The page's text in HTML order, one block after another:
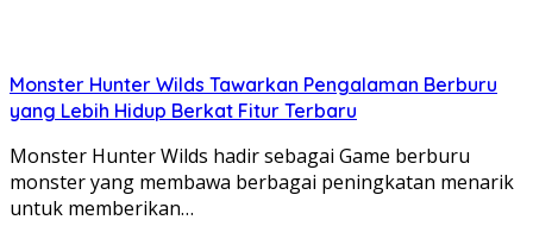
Monster Hunter Wilds Tawarkan Pengalaman Berburu
yang Lebih Hidup Berkat Fitur Terbaru
Monster Hunter Wilds hadir sebagai Game berburu
monster yang membawa berbagai peningkatan menarik
untuk memberikan…